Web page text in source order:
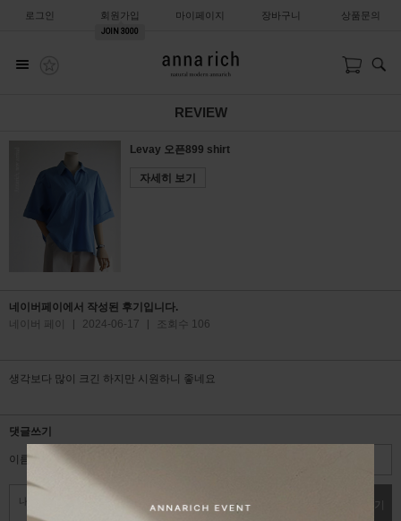
로그인 회원가입
JOIN 3000
마이페이지 장바구니 상품문의
REVIEW
Levay 오픈899 shirt
자세히 보기
네이버페이에서 작성된 후기입니다.
네이버 페이
2024-06-17 조회수 106
생각보다 많이 크긴 하지만 시원하니 좋네요
댓글쓰기
이름
댓글쓰기